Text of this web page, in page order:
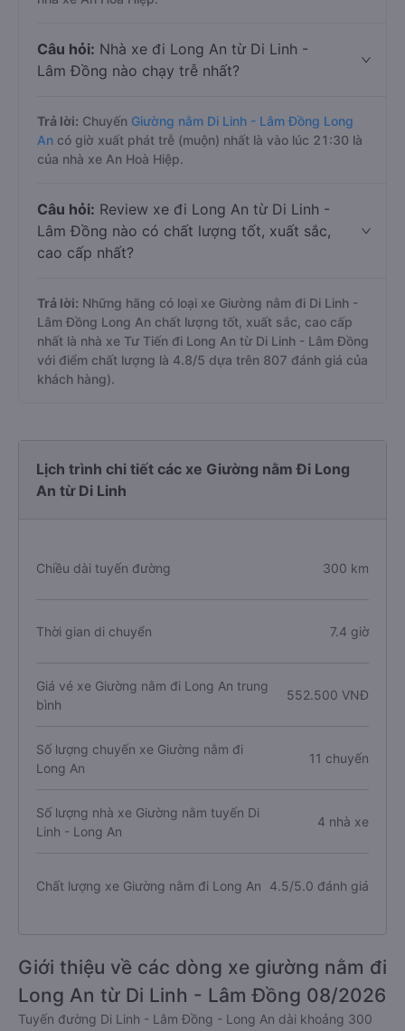
Câu hỏi: Nhà xe đi Long An từ Di Linh -
Lâm Đồng nào chạy trễ nhất?
Trả lời: Chuyến Giường nằm Di Linh - Lâm Đồng Long
An có giờ xuất phát trễ (muộn) nhất là vào lúc 21:30 là
của nhà xe An Hoà Hiệp.
Câu hỏi: Review xe đi Long An từ Di Linh -
Lâm Đồng nào có chất lượng tốt, xuất sắc,
cao cấp nhất?
Trả lời: Những hãng có loại xe Giường nằm đi Di Linh -
Lâm Đồng Long An chất lượng tốt, xuất sắc, cao cấp
nhất là nhà xe Tư Tiến đi Long An từ Di Linh - Lâm Đồng
với điểm chất lượng là 4.8/5 dựa trên 807 đánh giá của
khách hàng).
Lịch trình chi tiết các xe Giường nằm Đi Long
An từ Di Linh
Chiều dài tuyến đường 300 km
Thời gian di chuyển 7.4 giờ
Giá vé xe Giường nằm đi Long An trung
bình
552.500 VNĐ
Số lượng chuyến xe Giường nằm đi
Long An
11 chuyến
Số lượng nhà xe Giường nằm tuyến Di
Linh - Long An
4 nhà xe
Chất lượng xe Giường nằm đi Long An 4.5/5.0 đánh giá
Giới thiệu về các dòng xe giường nằm đi
Long An từ Di Linh - Lâm Đồng 08/2026
Tuyến đường Di Linh - Lâm Đồng - Long An dài khoảng 300